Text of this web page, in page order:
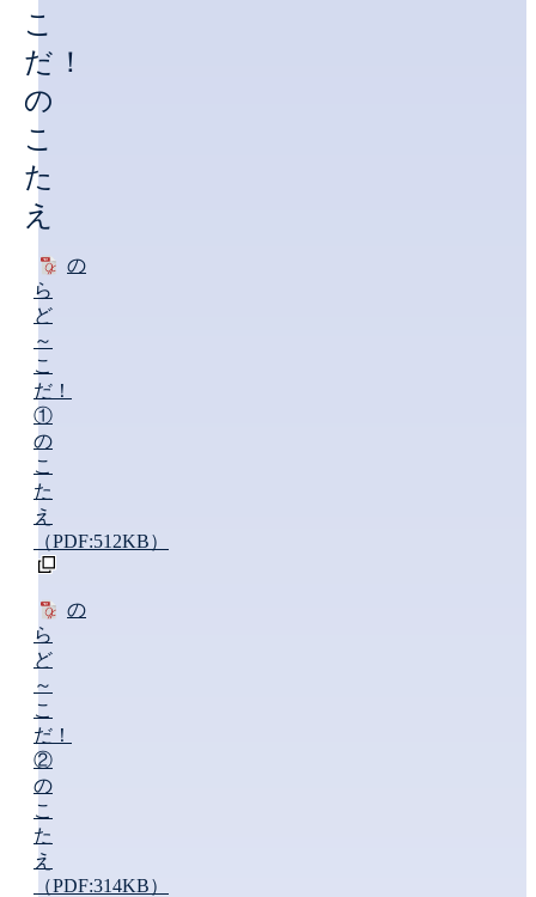
こ
だ！
の
こ
た
え
の
ら
ど
～
こ
だ！
①
の
こ
た
え
（PDF:512KB）
の
ら
ど
～
こ
だ！
②
の
こ
た
え
（PDF:314KB）